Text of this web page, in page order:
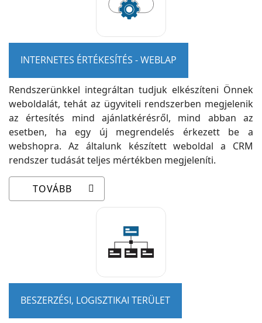
INTERNETES ÉRTÉKESÍTÉS - WEBLAP
Rendszerünkkel integráltan tudjuk elkészíteni Önnek
weboldalát, tehát az ügyviteli rendszerben megjelenik
az értesítés mind ajánlatkérésről, mind abban az
esetben, ha egy új megrendelés érkezett be a
webshopra. Az általunk készített weboldal a CRM
rendszer tudását teljes mértékben megjeleníti.
TOVÁBB
BESZERZÉSI, LOGISZTIKAI TERÜLET